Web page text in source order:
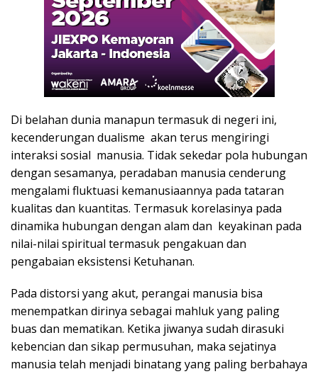
Di belahan dunia manapun termasuk di negeri ini,
kecenderungan dualisme akan terus mengiringi
interaksi sosial manusia. Tidak sekedar pola hubungan
dengan sesamanya, peradaban manusia cenderung
mengalami fluktuasi kemanusiaannya pada tataran
kualitas dan kuantitas. Termasuk korelasinya pada
dinamika hubungan dengan alam dan keyakinan pada
nilai-nilai spiritual termasuk pengakuan dan
pengabaian eksistensi Ketuhanan.
Pada distorsi yang akut, perangai manusia bisa
menempatkan dirinya sebagai mahluk yang paling
buas dan mematikan. Ketika jiwanya sudah dirasuki
kebencian dan sikap permusuhan, maka sejatinya
manusia telah menjadi binatang yang paling berbahaya